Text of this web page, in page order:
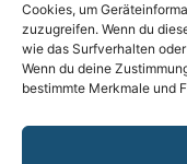
Cookies, um
zuzugreifen. Wenn du
wie das Surfverhalten
Wenn du deine
bestimmte Merkmale und
Wie teuer sind
Wie kann ich
Kann ich Ware
Kann ich